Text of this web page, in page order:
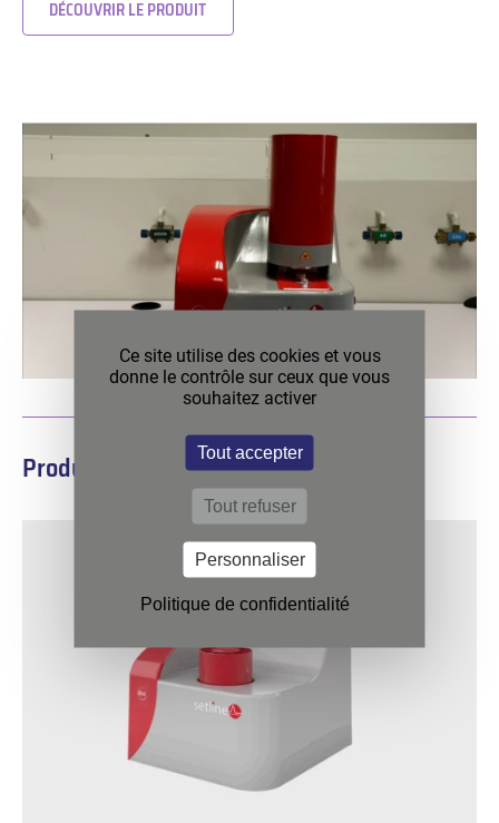
DÉCOUVRIR LE PRODUIT
Produits associés
Ce site utilise des cookies et vous
donne le contrôle sur ceux que vous
souhaitez activer
Tout accepter
Tout refuser
Personnaliser
Politique de confidentialité